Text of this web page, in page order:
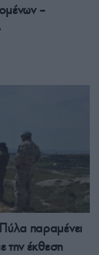
–
παραμένει
την έκθεση